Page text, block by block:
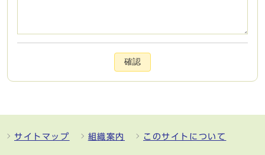
確認
サイトマップ 組織案内 このサイトについて